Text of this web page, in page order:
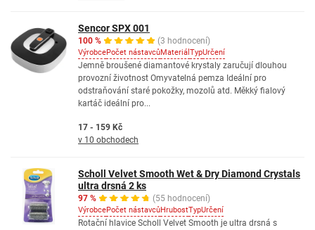
Sencor SPX 001
100 % (3 hodnocení)
VýrobcePočet nástavcůMateriál TypUrčení
Jemně broušené diamantové krystaly zaručují dlouhou
provozní životnost Omyvatelná pemza Ideální pro
odstraňování staré pokožky, mozolů atd. Měkký fialový
kartáč ideální pro...
17 - 159 Kč
v 10 obchodech
Scholl Velvet Smooth Wet & Dry Diamond Crystals
ultra drsná 2 ks
97 % (55 hodnocení)
VýrobcePočet nástavcůHrubostTypUrčení
Rotační hlavice Scholl Velvet Smooth je ultra drsná s